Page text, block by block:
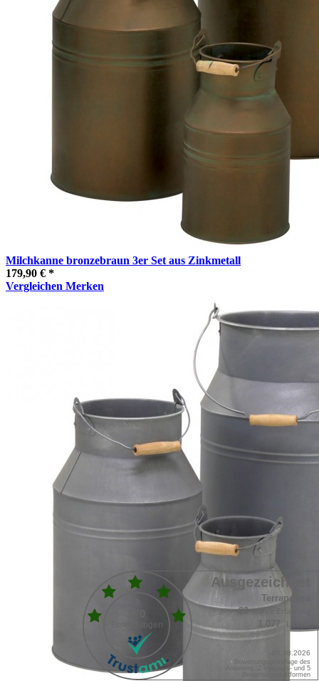
Milchkanne bronzebraun 3er Set aus Zinkmetall
179,90 € *
Vergleichen Merken